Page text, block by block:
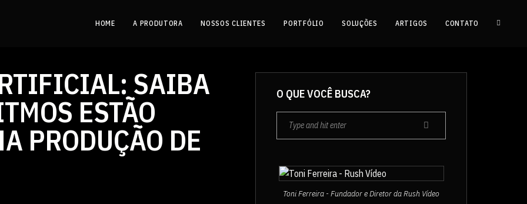
HOME A PRODUTORA NOSSOS CLIENTES PORTFÓLIO SOLUÇÕES ARTIGOS CONTATO
SAIBA
ESTÃO
PRODUÇÃO DE
O QUE VOCÊ BUSCA?
Toni Ferreira - Fundador e Diretor da Rush Vídeo